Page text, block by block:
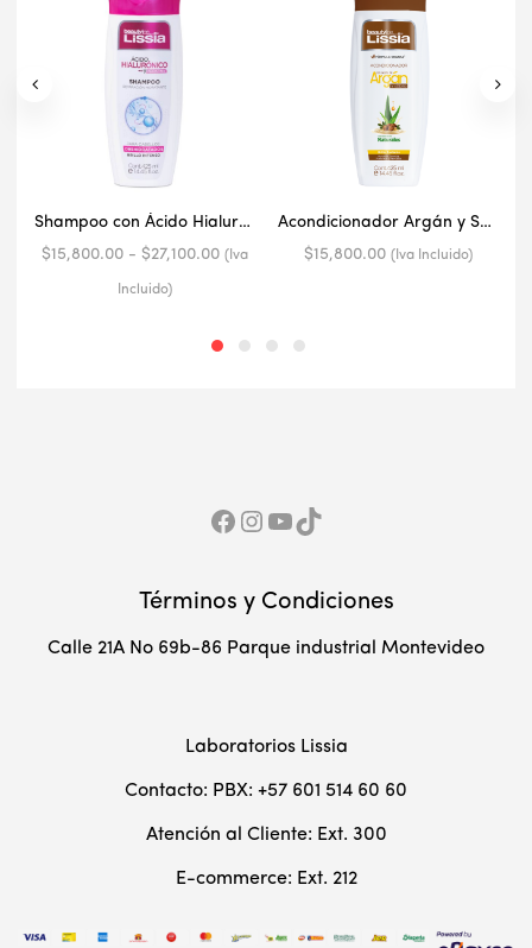
Shampoo con Ácido Hialurónico y Keratina
$15,800.00 - $27,100.00Rango
desde
(Iva
Incluido)
Acondicionador Argán y Sábila 425 ml
$15,800.00 (Iva Incluido)
Facebook
Red Social Instagram
YouTube
TikTok
Términos y Condiciones
Calle 21A No 69b-86 Parque industrial Montevideo
Laboratorios Lissia
Contacto: PBX: +57 601 514 60 60
Atención al Cliente: Ext. 300
E-commerce: Ext. 212